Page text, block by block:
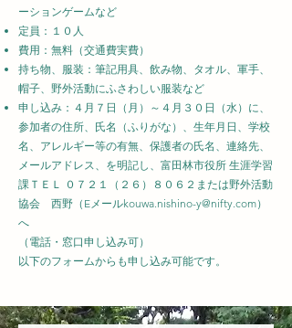
ーションゲームなど
定員：１０人
費用：無料（交通費実費）
持ち物、服装：筆記用具、飲み物、タオル、軍手、
帽子、野外活動にふさわしい服装など
申し込み：４月７日（月）～４月３０日（水）に、
参加者の住所、氏名（ふりがな）、生年月日、学校
名、アレルギー等の有無、保護者の氏名、連絡先、
メールアドレス、を明記し、富田林市役所 生涯学習
課ＴＥＬ ０７２１（２６）８０６２または野外活動
協会 西野（Eメールkouwa.nishino-y@nifty.com）
へ
（電話・窓口申し込み可）
​以下のフォームからも申し込み可能です。